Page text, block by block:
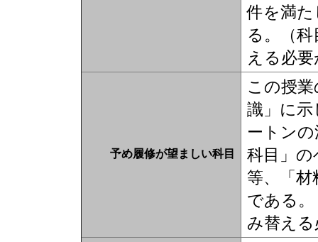
件を満
る。（
える必
予め履修が望ましい科目
この授
識」に示
ートン
科目」の
等、「
である
み替え